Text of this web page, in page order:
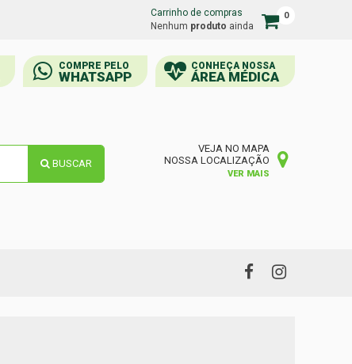
Carrinho
compras
Carrinho de compras
Nenhum produto ainda
0
CONHEÇA NOSSA
ÁREA MÉDICA
COMPRE PELO
WHATSAPP
BUSCAR
VEJA NO MAPA
NOSSA LOCALIZAÇÃO
VER MAIS